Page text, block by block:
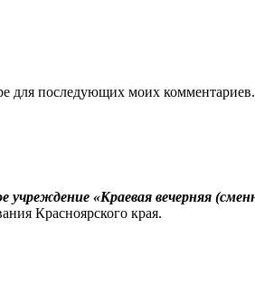
для последующих моих комментариев.
учреждение «Краевая вечерняя
Красноярского края.